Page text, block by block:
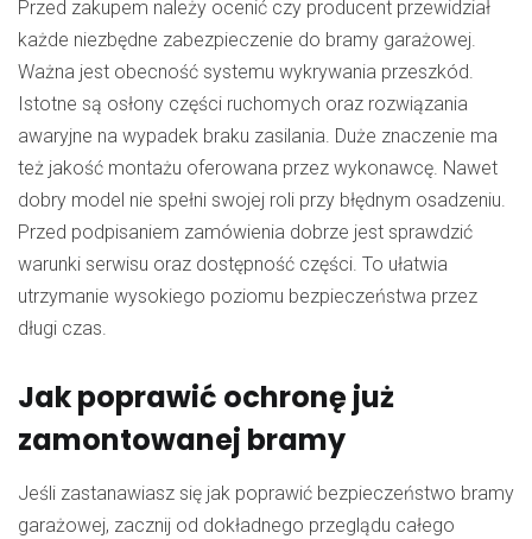
Przed zakupem należy ocenić czy producent przewidział
każde niezbędne zabezpieczenie do bramy garażowej.
Ważna jest obecność systemu wykrywania przeszkód.
Istotne są osłony części ruchomych oraz rozwiązania
awaryjne na wypadek braku zasilania. Duże znaczenie ma
też jakość montażu oferowana przez wykonawcę. Nawet
dobry model nie spełni swojej roli przy błędnym osadzeniu.
Przed podpisaniem zamówienia dobrze jest sprawdzić
warunki serwisu oraz dostępność części. To ułatwia
utrzymanie wysokiego poziomu bezpieczeństwa przez
długi czas.
Jak poprawić ochronę już
zamontowanej bramy
Jeśli zastanawiasz się jak poprawić bezpieczeństwo bramy
garażowej, zacznij od dokładnego przeglądu całego